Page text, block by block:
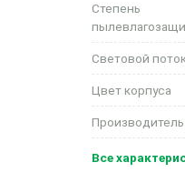
Степень
Световой
Цвет корпуса
Производитель
Все